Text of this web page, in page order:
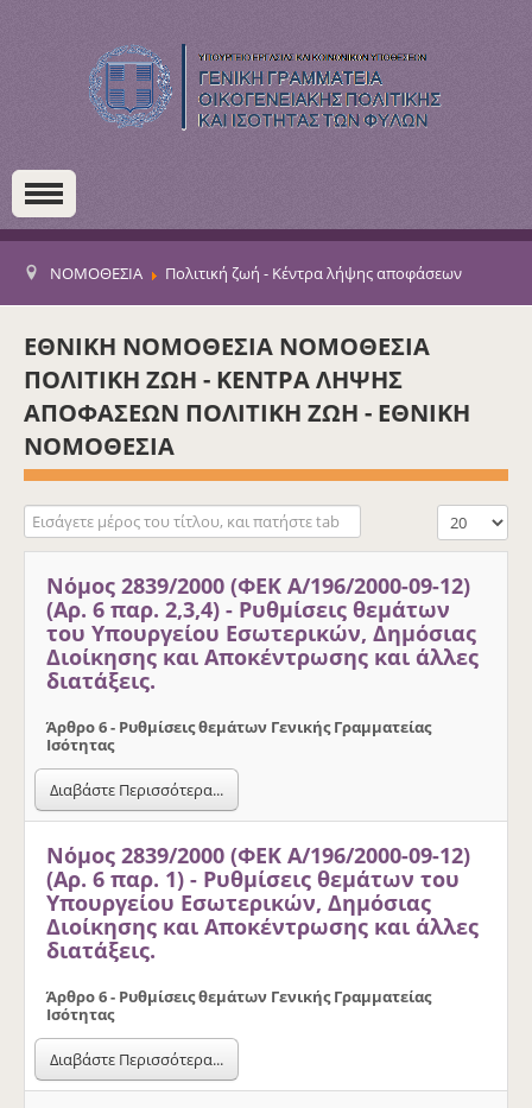
ΝΟΜΟΘΕΣΙΑ Πολιτική ζωή - Κέντρα λήψης αποφάσεων
ΕΘΝΙΚΗ ΝΟΜΟΘΕΣΙΑ ΝΟΜΟΘΕΣΙΑ
ΠΟΛΙΤΙΚΗ ΖΩΗ - ΚΕΝΤΡΑ ΛΗΨΗΣ
ΑΠΟΦΑΣΕΩΝ ΠΟΛΙΤΙΚΗ ΖΩΗ - ΕΘΝΙΚΗ
ΝΟΜΟΘΕΣΙΑ
Εισάγετε μέρος του τίτλου, και πατήστε tab Εμφάνιση #
Νόμος 2839/2000 (ΦΕΚ Α/196/2000-09-12)
(Αρ. 6 παρ. 2,3,4) - Ρυθμίσεις θεμάτων
του Υπουργείου Εσωτερικών, Δημόσιας
Διοίκησης και Αποκέντρωσης και άλλες
διατάξεις.
Άρθρο 6 - Ρυθμίσεις θεμάτων Γενικής Γραμματείας
Ισότητας
Διαβάστε Περισσότερα...
Νόμος 2839/2000 (ΦΕΚ Α/196/2000-09-12)
(Αρ. 6 παρ. 1) - Ρυθμίσεις θεμάτων του
Υπουργείου Εσωτερικών, Δημόσιας
Διοίκησης και Αποκέντρωσης και άλλες
διατάξεις.
Άρθρο 6 - Ρυθμίσεις θεμάτων Γενικής Γραμματείας
Ισότητας
Διαβάστε Περισσότερα...